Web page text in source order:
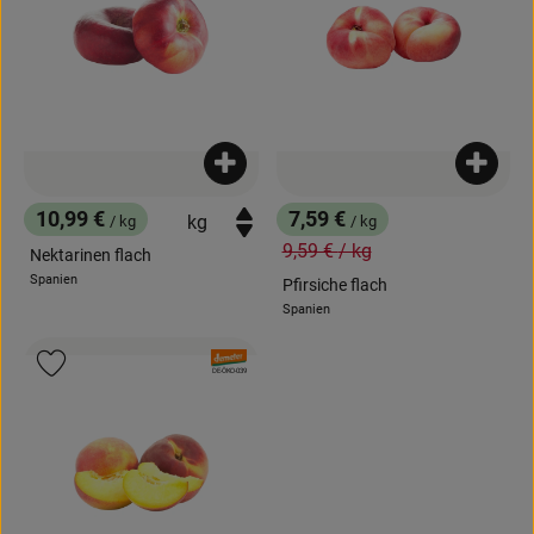
, Preis:
10,99 € / kg
Nektarinen flach
, Herkunft:
Spanien
Produkt zum Warenkorb hinzufügen
, Preis:
7,59 € / kg
, Alter Preis:
9,59 €/ kg
Pfirsiche flach
, Herkunft:
Spanien
, Verband:
, Kontrollstelle:
DE-ÖKO-039
Produkt zu Favouriten hinzufügen